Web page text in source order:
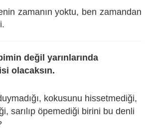
zamanın yoktu, ben zamandan
değil yarınlarında
olacaksın.
kokusunu hissetmediği,
sarılıp öpemediği birini bu denli